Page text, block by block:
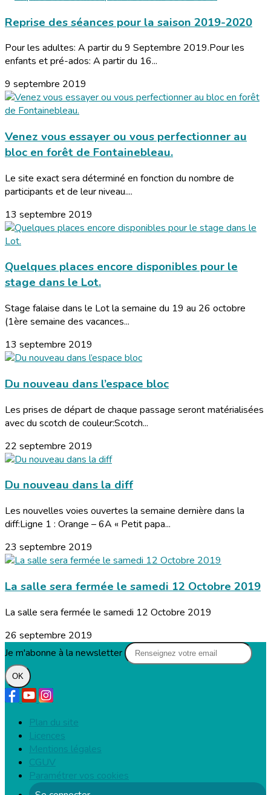
Reprise des séances pour la saison 2019-2020
Pour les adultes: A partir du 9 Septembre 2019.Pour les
enfants et pré-ados: A partir du 16...
9 septembre 2019
Venez vous essayer ou vous perfectionner au
bloc en forêt de Fontainebleau.
Le site exact sera déterminé en fonction du nombre de
participants et de leur niveau....
13 septembre 2019
Quelques places encore disponibles pour le
stage dans le Lot.
Stage falaise dans le Lot la semaine du 19 au 26 octobre
(1ère semaine des vacances...
13 septembre 2019
Du nouveau dans l’espace bloc
Les prises de départ de chaque passage seront matérialisées
avec du scotch de couleur:Scotch...
22 septembre 2019
Du nouveau dans la diff
Les nouvelles voies ouvertes la semaine dernière dans la
diff:Ligne 1 : Orange – 6A « Petit papa...
23 septembre 2019
La salle sera fermée le samedi 12 Octobre 2019
La salle sera fermée le samedi 12 Octobre 2019
26 septembre 2019
Je m'abonne à la newsletter
OK
Plan du site
Licences
Mentions légales
CGUV
Paramétrer vos cookies